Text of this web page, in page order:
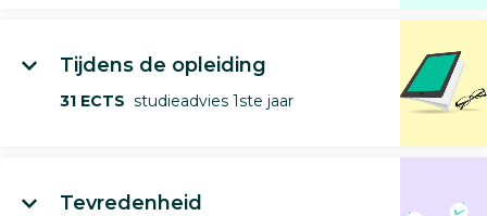
Tijdens de opleiding
31 ECTS studieadvies 1ste jaar
Tevredenheid